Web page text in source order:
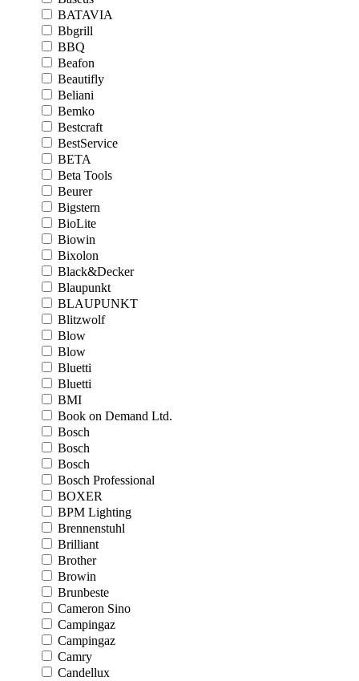
BATAVIA
Bbgrill
BBQ
Beafon
Beautifly
Beliani
Bemko
Bestcraft
BestService
BETA
Beta Tools
Beurer
Bigstern
BioLite
Biowin
Bixolon
Black&Decker
Blaupunkt
BLAUPUNKT
Blitzwolf
Blow
Blow
Bluetti
Bluetti
BMI
Book on Demand Ltd.
Bosch
Bosch
Bosch
Bosch Professional
BOXER
BPM Lighting
Brennenstuhl
Brilliant
Brother
Browin
Brunbeste
Cameron Sino
Campingaz
Campingaz
Camry
Candellux